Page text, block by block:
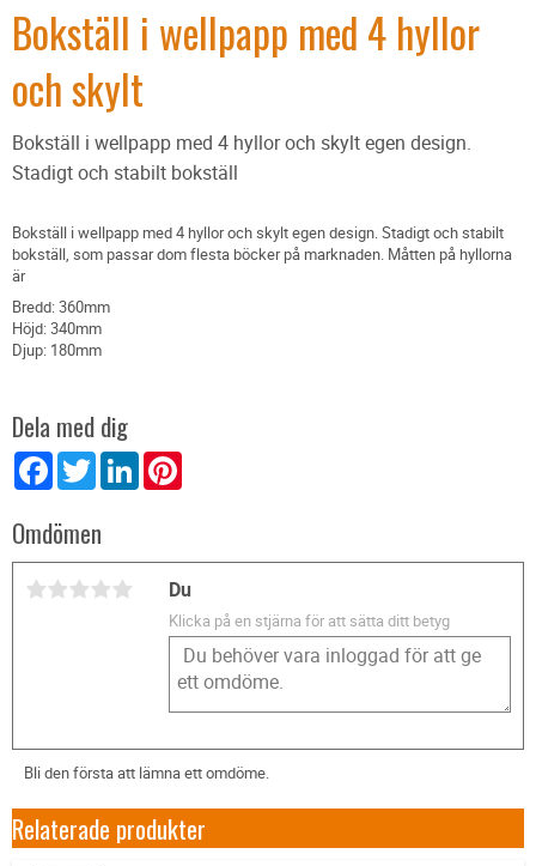
Bokställ i wellpapp med 4 hyllor
och skylt
Bokställ i wellpapp med 4 hyllor och skylt egen design.
Stadigt och stabilt bokställ
Bokställ i wellpapp med 4 hyllor och skylt egen design. Stadigt och stabilt
bokställ, som passar dom flesta böcker på marknaden. Måtten på hyllorna
är
Bredd: 360mm
Höjd: 340mm
Djup: 180mm
Dela med dig
FacebookTwitter LinkedIn
Omdömen
Du
Klicka på en stjärna för att sätta ditt betyg
Bli den första att lämna ett omdöme.
Relaterade produkter